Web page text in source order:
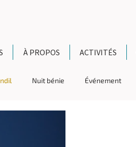
À PROPOS ACTIVITÉS
Nuit bénie Événement